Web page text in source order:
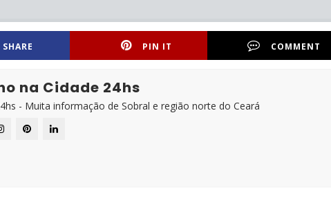
SHARE PIN IT COMMENT
na Cidade 24hs
- Muita informação de Sobral e região norte do Ceará